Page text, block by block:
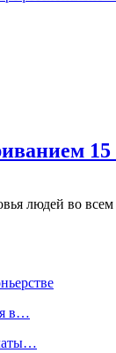
15
людей во
в…